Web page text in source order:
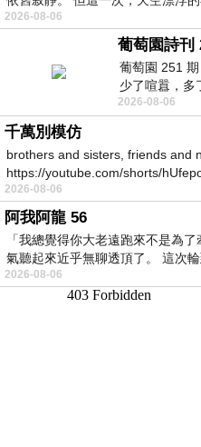
2026-08-06
葡萄園詩刊
葡萄園 251
少了喧囂，多
一
2026-08-06
千萬別模仿
brothers and sisters, friends and
https://youtube.com/shorts/
https
2026-08-06
阿我阿龍 56
「我總覺得你大老遠跑來不是為
氣聽起來近乎無聊透頂了。 這次
2026-08-06